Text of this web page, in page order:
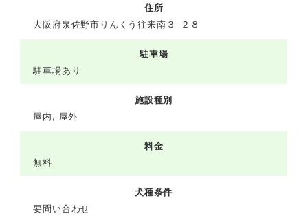
住所
大阪府泉佐野市りんくう往来南３−２８
駐車場
駐車場あり
施設種別
屋内, 屋外
料金
無料
犬種条件
要問い合わせ